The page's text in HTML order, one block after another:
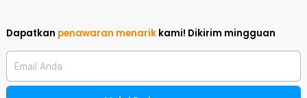
Dapatkan penawaran menarik kami! Dikirim mingguan
Email Anda